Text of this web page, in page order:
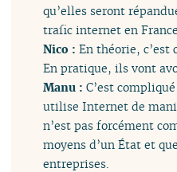
qu’elles seront
trafic internet en France.
Nico :En théorie, c’est
En pratique, ils vont
Manu :C’est
utilise Internet de
n’est pas forcément
moyens d’un État et
entreprises.